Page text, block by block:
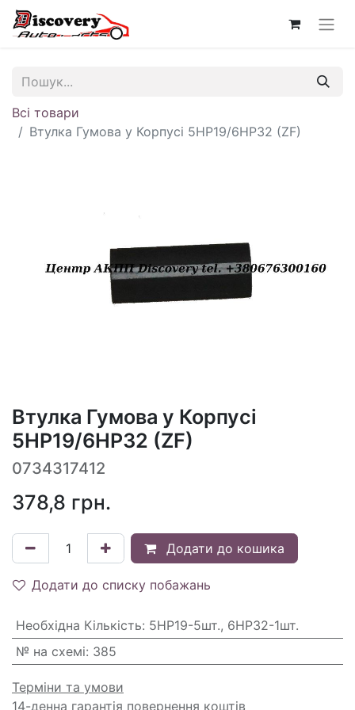
Всі товари
Втулка Гумова у Корпусі 5HP19/6HP32 (ZF)
Втулка Гумова у Корпусі
5HP19/6HP32 (ZF)
0734317412
378,8 грн.
Додати до кошика
Додати до списку побажань
Необхідна Кількість: 5HP19-5шт., 6HP32-1шт.
№ на схемі: 385
Терміни та умови
14-денна гарантія повернення коштів